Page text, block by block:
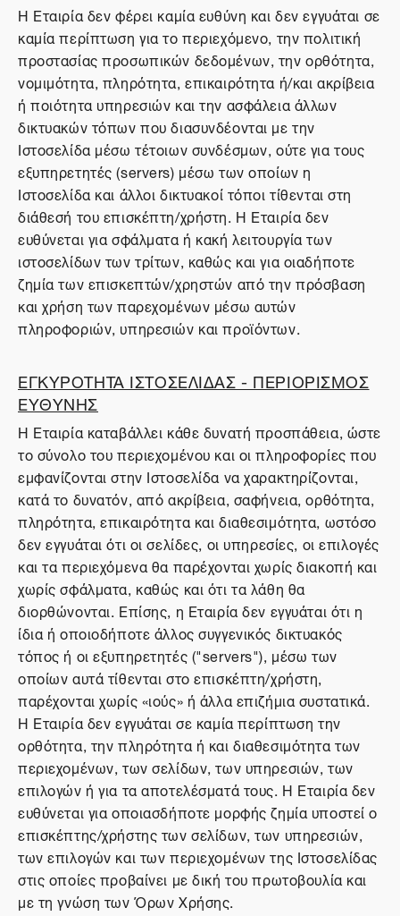
Η Εταιρία δεν φέρει καμία ευθύνη και δεν εγγυάται σε
καμία περίπτωση για το περιεχόμενο, την πολιτική
προστασίας προσωπικών δεδομένων, την ορθότητα,
νομιμότητα, πληρότητα, επικαιρότητα ή/και ακρίβεια
ή ποιότητα υπηρεσιών και την ασφάλεια άλλων
δικτυακών τόπων που διασυνδέονται με την
Ιστοσελίδα μέσω τέτοιων συνδέσμων, ούτε για τους
εξυπηρετητές (servers) μέσω των οποίων η
Ιστοσελίδα και άλλοι δικτυακοί τόποι τίθενται στη
διάθεσή του επισκέπτη/χρήστη. Η Εταιρία δεν
ευθύνεται για σφάλματα ή κακή λειτουργία των
ιστοσελίδων των τρίτων, καθώς και για οιαδήποτε
ζημία των επισκεπτών/χρηστών από την πρόσβαση
και χρήση των παρεχομένων μέσω αυτών
πληροφοριών, υπηρεσιών και προϊόντων.
ΕΓΚΥΡΟΤΗΤΑ ΙΣΤΟΣΕΛΙΔΑΣ - ΠΕΡΙΟΡΙΣΜΟΣ
ΕΥΘΥΝΗΣ
Η Εταιρία καταβάλλει κάθε δυνατή προσπάθεια, ώστε
το σύνολο του περιεχομένου και οι πληροφορίες που
εμφανίζονται στην Ιστοσελίδα να χαρακτηρίζονται,
κατά το δυνατόν, από ακρίβεια, σαφήνεια, ορθότητα,
πληρότητα, επικαιρότητα και διαθεσιμότητα, ωστόσο
δεν εγγυάται ότι οι σελίδες, οι υπηρεσίες, οι επιλογές
και τα περιεχόμενα θα παρέχονται χωρίς διακοπή και
χωρίς σφάλματα, καθώς και ότι τα λάθη θα
διορθώνονται. Επίσης, η Εταιρία δεν εγγυάται ότι η
ίδια ή οποιοδήποτε άλλος συγγενικός δικτυακός
τόπος ή οι εξυπηρετητές ("servers"), μέσω των
οποίων αυτά τίθενται στο επισκέπτη/χρήστη,
παρέχονται χωρίς «ιούς» ή άλλα επιζήμια συστατικά.
Η Εταιρία δεν εγγυάται σε καμία περίπτωση την
ορθότητα, την πληρότητα ή και διαθεσιμότητα των
περιεχομένων, των σελίδων, των υπηρεσιών, των
επιλογών ή για τα αποτελέσματά τους. Η Εταιρία δεν
ευθύνεται για οποιασδήποτε μορφής ζημία υποστεί ο
επισκέπτης/χρήστης των σελίδων, των υπηρεσιών,
των επιλογών και των περιεχομένων της Ιστοσελίδας
στις οποίες προβαίνει με δική του πρωτοβουλία και
με τη γνώση των Όρων Χρήσης.